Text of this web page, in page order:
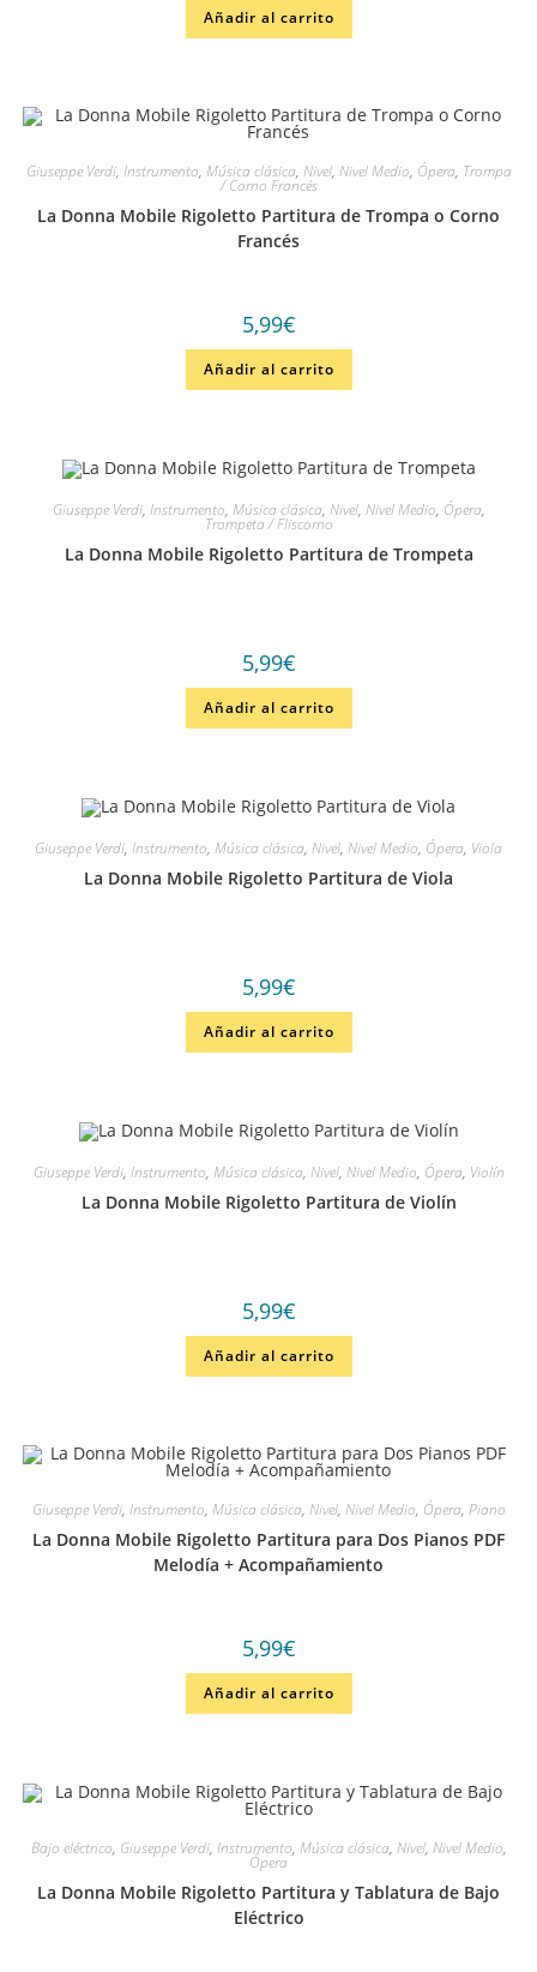
Añadir al carrito
Giuseppe Verdi, Instrumento, Música clásica, Nivel, Nivel Medio, Ópera, Trompa
/ Corno Francés
La Donna Mobile Rigoletto Partitura de Trompa o Corno
Francés
5,99€
Añadir al carrito
Giuseppe Verdi, Instrumento, Música clásica, Nivel, Nivel Medio, Ópera,
Trompeta / Fliscorno
La Donna Mobile Rigoletto Partitura de Trompeta
5,99€
Añadir al carrito
Giuseppe Verdi, Instrumento, Música clásica, Nivel, Nivel Medio, Ópera, Viola
La Donna Mobile Rigoletto Partitura de Viola
5,99€
Añadir al carrito
Giuseppe Verdi, Instrumento, Música clásica, Nivel, Nivel Medio, Ópera, Violín
La Donna Mobile Rigoletto Partitura de Violín
5,99€
Añadir al carrito
Giuseppe Verdi, Instrumento, Música clásica, Nivel, Nivel Medio, Ópera, Piano
La Donna Mobile Rigoletto Partitura para Dos Pianos PDF
Melodía + Acompañamiento
5,99€
Añadir al carrito
Bajo eléctrico, Giuseppe Verdi, Instrumento, Música clásica, Nivel, Nivel Medio,
Ópera
La Donna Mobile Rigoletto Partitura y Tablatura de Bajo
Eléctrico